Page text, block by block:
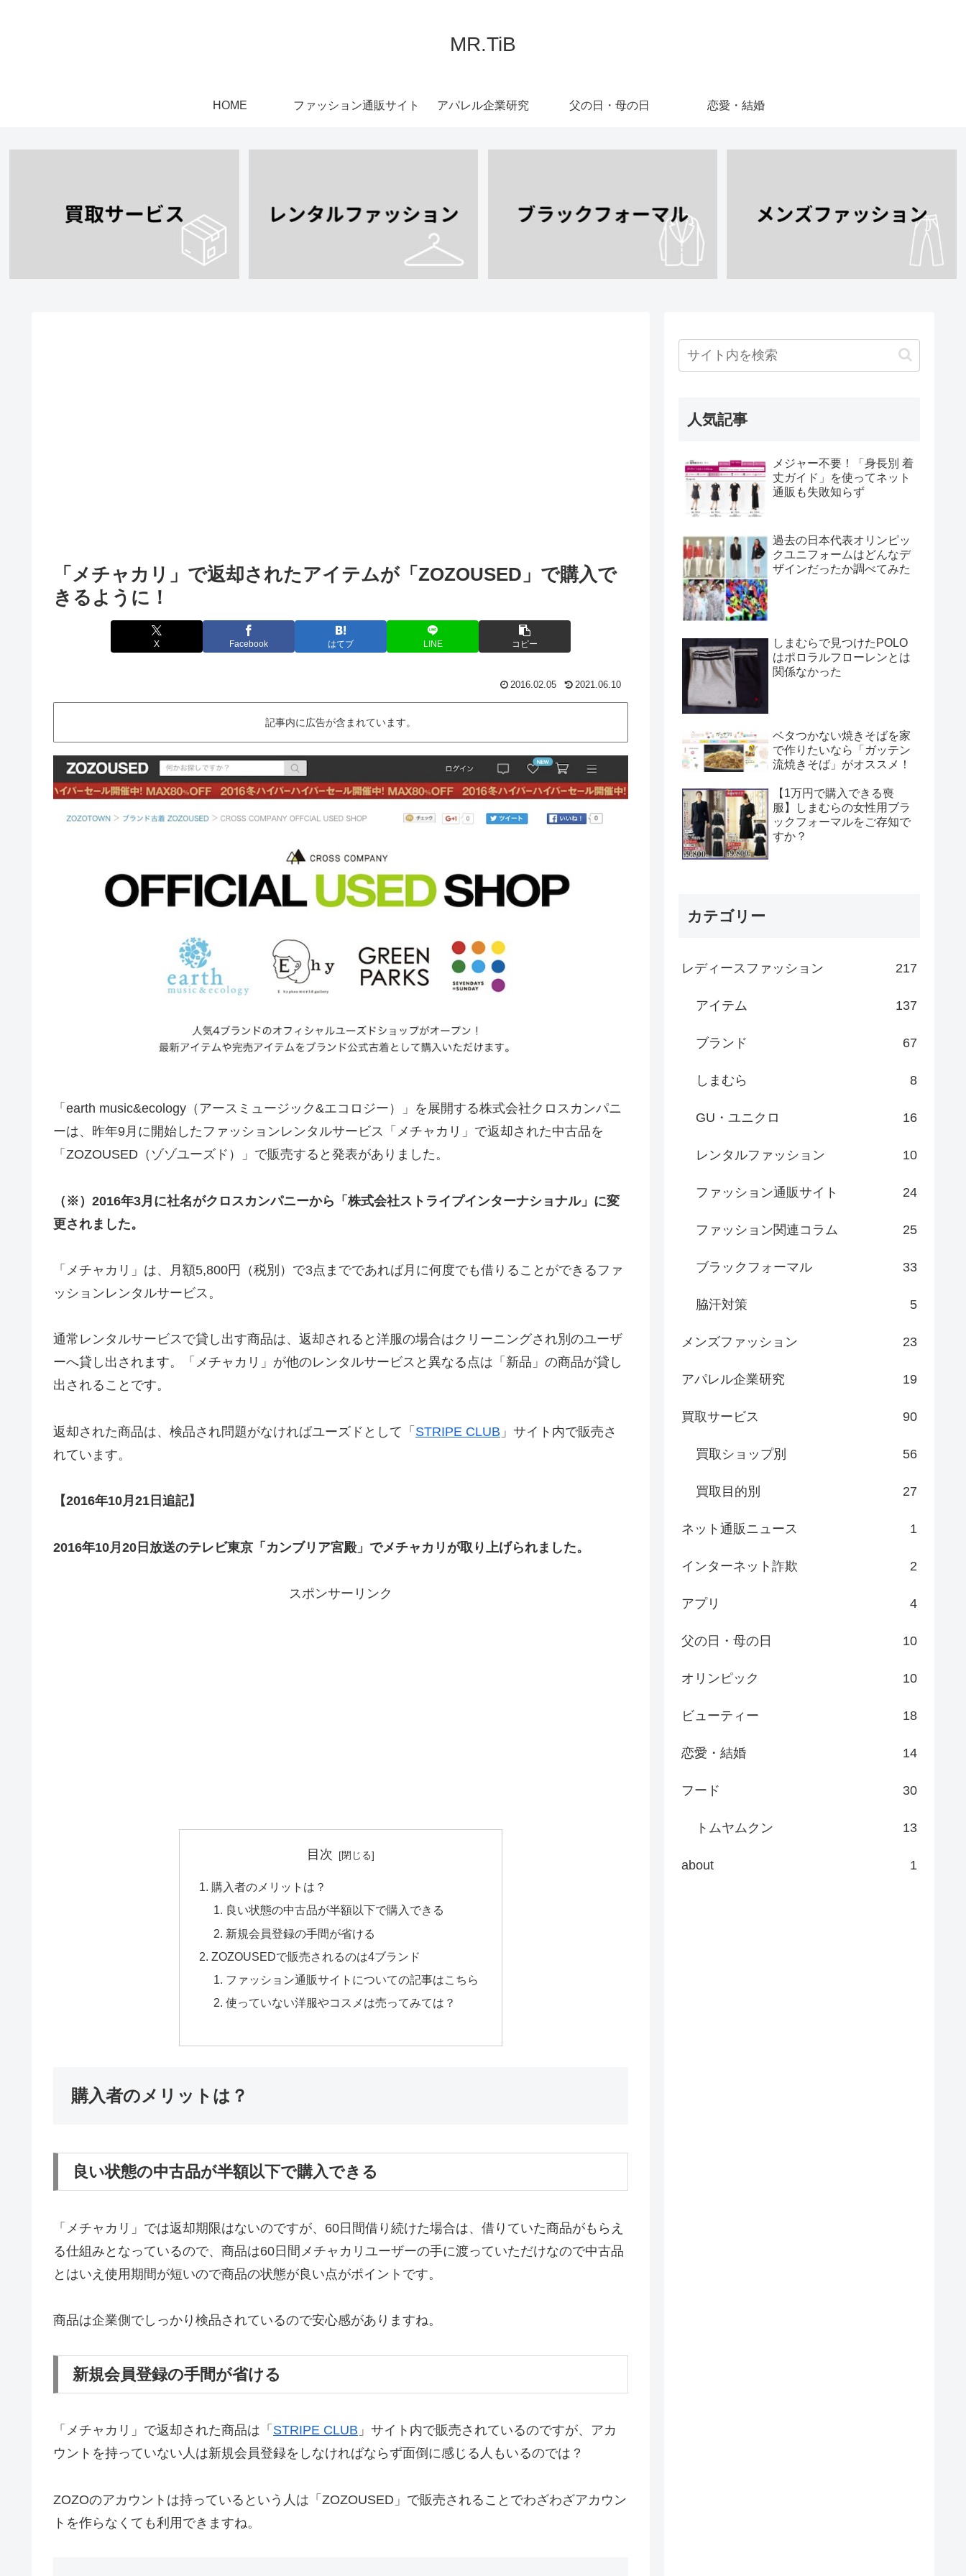
MR.TiB
HOME ファッション通販サイト アパレル企業研究 父の日・母の日 恋愛・結婚
「メチャカリ」で返却されたアイテムが「ZOZOUSED」で購入で
きるように！
X Facebook はてブ LINE コピー
2016.02.05 2021.06.10
記事内に広告が含まれています。
「earth music&ecology（アースミュージック&エコロジー）」を展開する株式会社クロスカンパニ
ーは、昨年9月に開始したファッションレンタルサービス「メチャカリ」で返却された中古品を
「ZOZOUSED（ゾゾユーズド）」で販売すると発表がありました。
（※）2016年3月に社名がクロスカンパニーから「株式会社ストライプインターナショナル」に変
更されました。
「メチャカリ」は、月額5,800円（税別）で3点までであれば月に何度でも借りることができるファ
ッションレンタルサービス。
通常レンタルサービスで貸し出す商品は、返却されると洋服の場合はクリーニングされ別のユーザ
ーへ貸し出されます。「メチャカリ」が他のレンタルサービスと異なる点は「新品」の商品が貸し
出されることです。
返却された商品は、検品され問題がなければユーズドとして「 STRIPE CLUB 」サイト内で販売さ
れています。
【2016年10月21日追記】
2016年10月20日放送のテレビ東京「カンブリア宮殿」でメチャカリが取り上げられました。
スポンサーリンク
目次
購入者のメリットは？
良い状態の中古品が半額以下で購入できる
新規会員登録の手間が省ける
ZOZOUSEDで販売されるのは4ブランド
ファッション通販サイトについての記事はこちら
使っていない洋服やコスメは売ってみては？
購入者のメリットは？
良い状態の中古品が半額以下で購入できる
「メチャカリ」では返却期限はないのですが、60日間借り続けた場合は、借りていた商品がもらえ
る仕組みとなっているので、商品は60日間メチャカリユーザーの手に渡っていただけなので中古品
とはいえ使用期間が短いので商品の状態が良い点がポイントです。
商品は企業側でしっかり検品されているので安心感がありますね。
新規会員登録の手間が省ける
「メチャカリ」で返却された商品は「 STRIPE CLUB 」サイト内で販売されているのですが、アカ
ウントを持っていない人は新規会員登録をしなければならず面倒に感じる人もいるのでは？
ZOZOのアカウントは持っているという人は「ZOZOUSED」で販売されることでわざわざアカウン
トを作らなくても利用できますね。
人気記事
メジャー不要！「身長別 着
丈ガイド」を使ってネット
通販も失敗知らず
過去の日本代表オリンピッ
クユニフォームはどんなデ
ザインだったか調べてみた
しまむらで見つけたPOLO
はポロラルフローレンとは
関係なかった
ベタつかない焼きそばを家
で作りたいなら「ガッテン
流焼きそば」がオススメ！
【1万円で購入できる喪
服】しまむらの女性用ブラ
ックフォーマルをご存知で
すか？
カテゴリー
レディースファッション 217
アイテム 137
ブランド 67
しまむら 8
GU・ユニクロ 16
レンタルファッション 10
ファッション通販サイト 24
ファッション関連コラム 25
ブラックフォーマル 33
脇汗対策 5
メンズファッション 23
アパレル企業研究 19
買取サービス 90
買取ショップ別 56
買取目的別 27
ネット通販ニュース 1
インターネット詐欺 2
アプリ 4
父の日・母の日 10
オリンピック 10
ビューティー 18
恋愛・結婚 14
フード 30
トムヤムクン 13
about 1